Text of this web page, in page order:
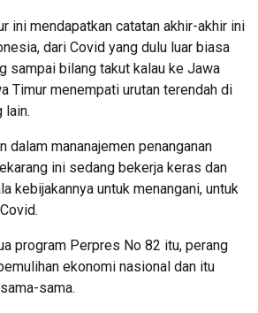
ini mendapatkan catatan akhir-akhir ini
dari Covid yang dulu luar biasa
sampai bilang takut kalau ke Jawa
Timur menempati urutan terendah di
lain.
dalam mananajemen penanganan
ini sedang bekerja keras dan
kebijakannya untuk menangani, untuk
program Perpres No 82 itu, perang
ekonomi nasional dan itu
sama.